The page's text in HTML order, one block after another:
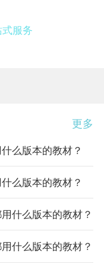
服务
更多
么版本的教材？
么版本的教材？
什么版本的教材？
什么版本的教材？